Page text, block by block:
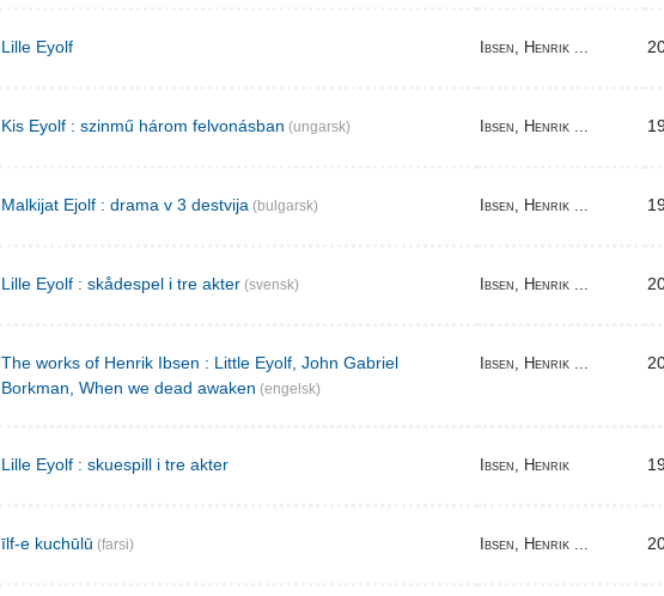
Lille Eyolf Ibsen, Henrik ...
Kis Eyolf : szinmű három felvonásban (ungarsk) Ibsen, Henrik ...
Malkijat Ejolf : drama v 3 destvija (bulgarsk) Ibsen, Henrik ...
Lille Eyolf : skådespel i tre akter (svensk) Ibsen, Henrik ...
The works of Henrik Ibsen : Little Eyolf, John Gabriel
Borkman, When we dead awaken (engelsk)
Ibsen, Henrik ...
Lille Eyolf : skuespill i tre akter Ibsen, Henrik
īlf-e kuchūlū (farsi) Ibsen, Henrik ...